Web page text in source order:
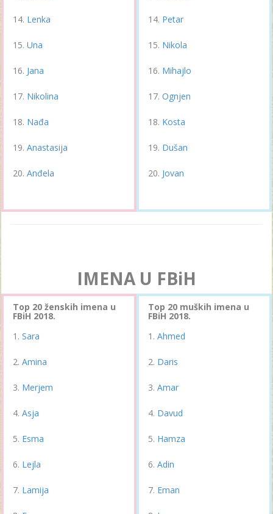
Lenka
Una
Jana
Nikolina
Nađa
Anastasija
Anđela
Petar
Nikola
Mihajlo
Ognjen
Kosta
Dušan
Jovan
IMENA U FBiH
Top 20 ženskih imena u
FBiH 2018.
Sara
Amina
Merjem
Asja
Esma
Lejla
Lamija
Top 20 muških imena u
FBiH 2018.
Ahmed
Daris
Amar
Davud
Hamza
Adin
Eman